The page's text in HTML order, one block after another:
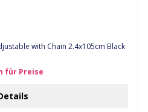
with Chain 2.4x105cm Black
für Preise